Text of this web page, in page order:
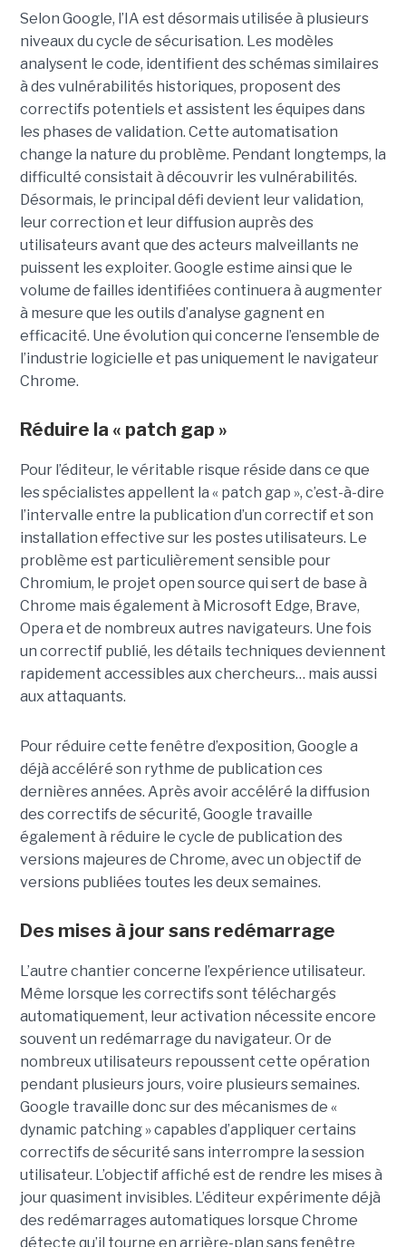
Selon Google, l’IA est désormais utilisée à plusieurs
niveaux du cycle de sécurisation. Les modèles
analysent le code, identifient des schémas similaires
à des vulnérabilités historiques, proposent des
correctifs potentiels et assistent les équipes dans
les phases de validation. Cette automatisation
change la nature du problème. Pendant longtemps, la
difficulté consistait à découvrir les vulnérabilités.
Désormais, le principal défi devient leur validation,
leur correction et leur diffusion auprès des
utilisateurs avant que des acteurs malveillants ne
puissent les exploiter. Google estime ainsi que le
volume de failles identifiées continuera à augmenter
à mesure que les outils d’analyse gagnent en
efficacité. Une évolution qui concerne l’ensemble de
l’industrie logicielle et pas uniquement le navigateur
Chrome.
Réduire la « patch gap »
Pour l’éditeur, le véritable risque réside dans ce que
les spécialistes appellent la « patch gap », c’est-à-dire
l’intervalle entre la publication d’un correctif et son
installation effective sur les postes utilisateurs. Le
problème est particulièrement sensible pour
Chromium, le projet open source qui sert de base à
Chrome mais également à Microsoft Edge, Brave,
Opera et de nombreux autres navigateurs. Une fois
un correctif publié, les détails techniques deviennent
rapidement accessibles aux chercheurs… mais aussi
aux attaquants.
Pour réduire cette fenêtre d’exposition, Google a
déjà accéléré son rythme de publication ces
dernières années. Après avoir accéléré la diffusion
des correctifs de sécurité, Google travaille
également à réduire le cycle de publication des
versions majeures de Chrome, avec un objectif de
versions publiées toutes les deux semaines.
Des mises à jour sans redémarrage
L’autre chantier concerne l’expérience utilisateur.
Même lorsque les correctifs sont téléchargés
automatiquement, leur activation nécessite encore
souvent un redémarrage du navigateur. Or de
nombreux utilisateurs repoussent cette opération
pendant plusieurs jours, voire plusieurs semaines.
Google travaille donc sur des mécanismes de «
dynamic patching » capables d’appliquer certains
correctifs de sécurité sans interrompre la session
utilisateur. L’objectif affiché est de rendre les mises à
jour quasiment invisibles. L’éditeur expérimente déjà
des redémarrages automatiques lorsque Chrome
détecte qu’il tourne en arrière-plan sans fenêtre